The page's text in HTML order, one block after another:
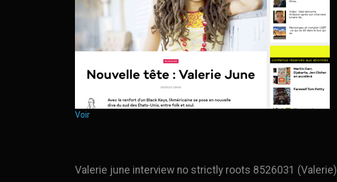
Voir
Valerie june interview no strictly roots 8526031 (Valerie)